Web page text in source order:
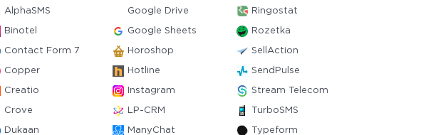
AlphaSMS Google Drive Ringostat
Binotel Google Sheets Rozetka
Contact Form 7 Horoshop SellAction
Copper Hotline SendPulse
Creatio Instagram Stream Telecom
Crove LP-CRM TurboSMS
Dukaan ManyChat Typeform